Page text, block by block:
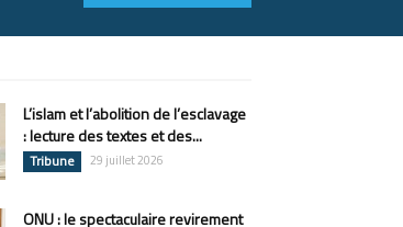
L’islam et l’abolition de l’esclavage
: lecture des textes et des...
Tribune 29 juillet 2026
ONU : le spectaculaire revirement